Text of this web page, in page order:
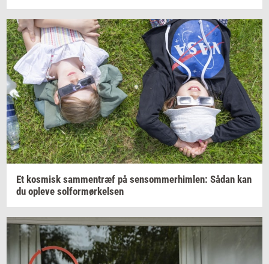
Et kos­misk sam­men­træf på sen­som­mer­him­len: Sådan kan
du op­le­ve sol­for­mør­kel­sen